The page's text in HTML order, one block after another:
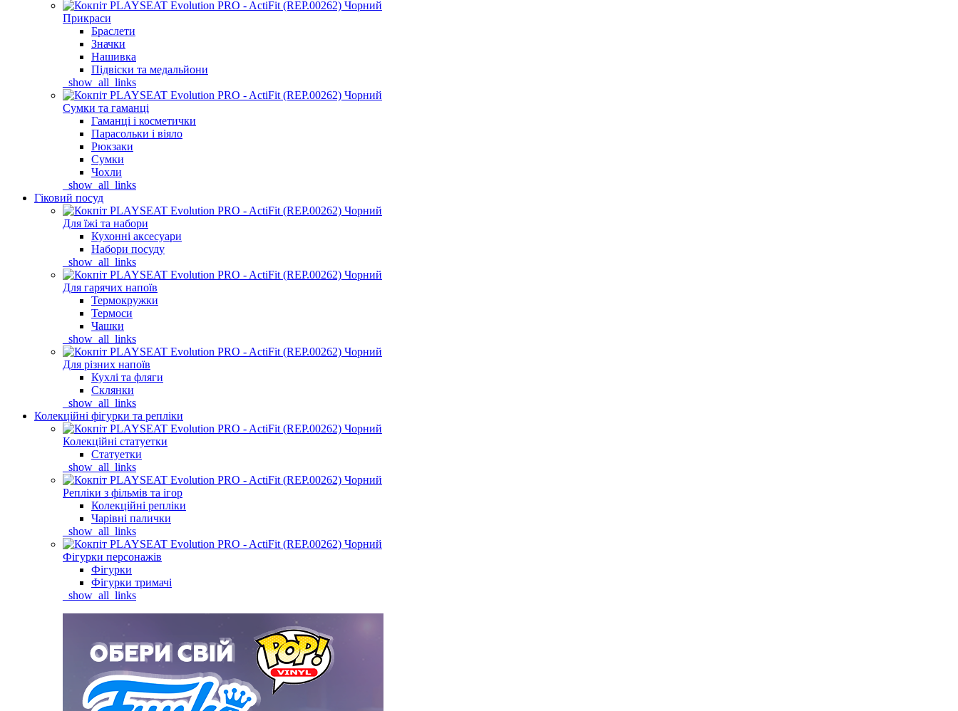
Прикраси
Браслети
Значки
Нашивка
Підвіски та медальйони
_show_all_links
Сумки та гаманці
Гаманці і косметички
Парасольки і віяло
Рюкзаки
Сумки
Чохли
_show_all_links
Гіковий посуд
Для їжі та набори
Кухонні аксесуари
Набори посуду
_show_all_links
Для гарячих напоїв
Термокружки
Термоси
Чашки
_show_all_links
Для різних напоїв
Кухлі та фляги
Склянки
_show_all_links
Колекційні фігурки та репліки
Колекційні статуетки
Статуетки
_show_all_links
Репліки з фільмів та ігор
Колекційні репліки
Чарівні палички
_show_all_links
Фігурки персонажів
Фігурки
Фігурки тримачі
_show_all_links